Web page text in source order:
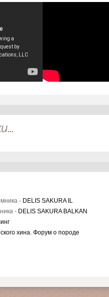
- DELIS SAKURA IL
- DELIS SAKURA BALKAN
хина. Форум о породе